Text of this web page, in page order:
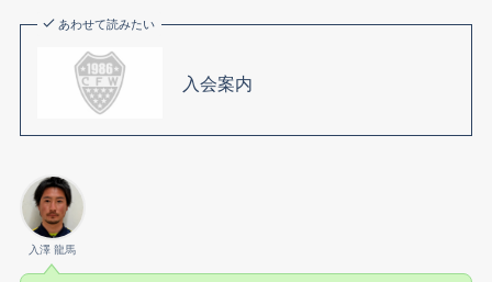
あわせて読みたい
入会案内
入澤 龍馬